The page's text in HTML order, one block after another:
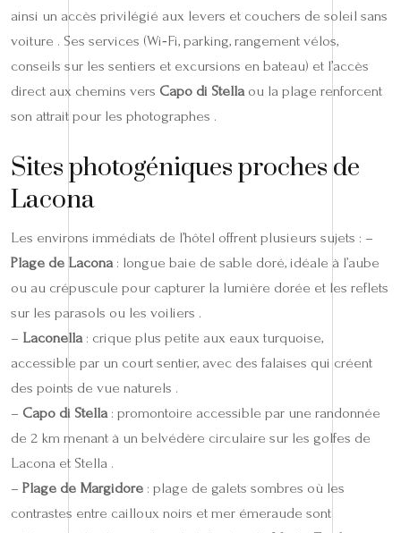
ainsi un accès privilégié aux levers et couchers de soleil sans
voiture . Ses services (Wi‑Fi, parking, rangement vélos,
conseils sur les sentiers et excursions en bateau) et l’accès
direct aux chemins vers Capo di Stellaou la plage renforcent
son attrait pour les photographes .
Sites photogéniques proches de
Lacona
Les environs immédiats de l’hôtel offrent plusieurs sujets : –
Plage de Lacona: longue baie de sable doré, idéale à l’aube
ou au crépuscule pour capturer la lumière dorée et les reflets
sur les parasols ou les voiliers .
– Laconella: crique plus petite aux eaux turquoise,
accessible par un court sentier, avec des falaises qui créent
des points de vue naturels .
– Capo di Stella: promontoire accessible par une randonnée
de 2 km menant à un belvédère circulaire sur les golfes de
Lacona et Stella .
– Plage de Margidore : plage de galets sombres où les
contrastes entre cailloux noirs et mer émeraude sont